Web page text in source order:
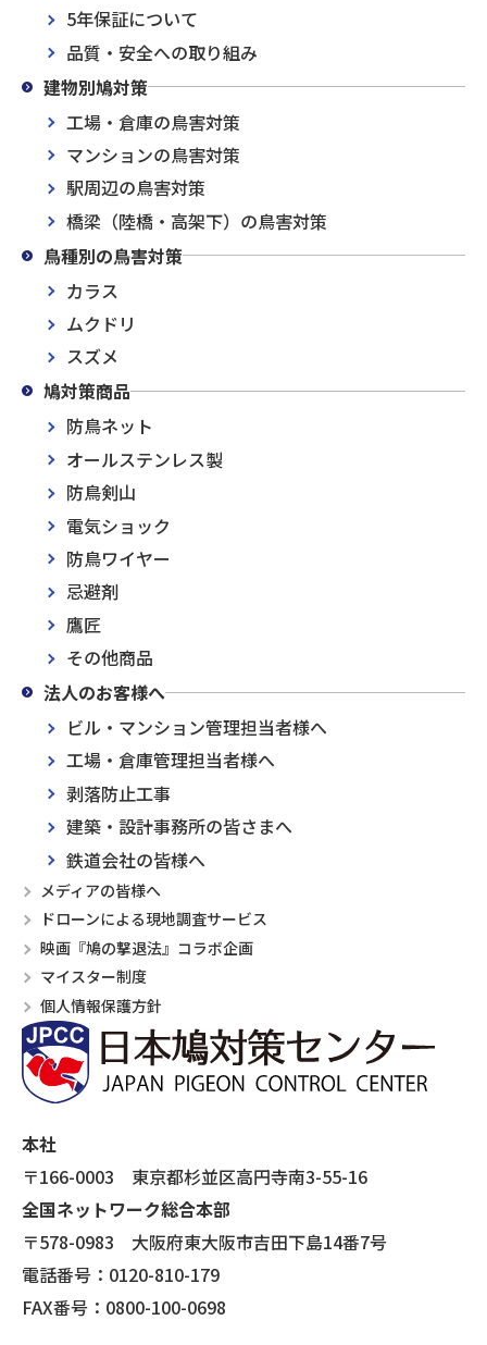
本社
〒166-0003 東京都杉並区高円寺南3-55-16
全国ネットワーク総合本部
〒578-0983 大阪府東大阪市吉田下島14番7号
電話番号：0120-810-179
FAX番号：0800-100-0698
5年保証について
品質・安全への取り組み
建物別鳩対策
工場・倉庫の鳥害対策
マンションの鳥害対策
駅周辺の鳥害対策
橋梁（陸橋・高架下）の鳥害対策
鳥種別の鳥害対策
カラス
ムクドリ
スズメ
鳩対策商品
防鳥ネット
オールステンレス製
防鳥剣山
電気ショック
防鳥ワイヤー
忌避剤
鷹匠
その他商品
法人のお客様へ
ビル・マンション管理担当者様へ
工場・倉庫管理担当者様へ
剥落防止工事
建築・設計事務所の皆さまへ
鉄道会社の皆様へ
メディアの皆様へ
ドローンによる現地調査サービス
映画『鳩の撃退法』コラボ企画
マイスター制度
個人情報保護方針